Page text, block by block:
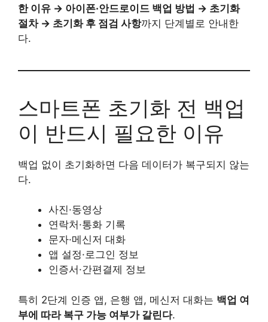
한 이유 → 아이폰·안드로이드 백업 방법 → 초기화
절차 → 초기화 후 점검 사항까지 단계별로 안내한
다.
스마트폰 초기화 전 백업
이 반드시 필요한 이유
백업 없이 초기화하면 다음 데이터가 복구되지 않는
다.
사진·동영상
연락처·통화 기록
문자·메신저 대화
앱 설정·로그인 정보
인증서·간편결제 정보
특히 2단계 인증 앱, 은행 앱, 메신저 대화는 백업 여
부에 따라 복구 가능 여부가 갈린다.